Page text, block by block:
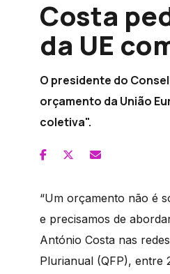
Costa
da UE
O presidente do
orçamento da União
coletiva".
“Um orçamento não é
e precisamos de
António Costa nas
Plurianual (QFP), entre